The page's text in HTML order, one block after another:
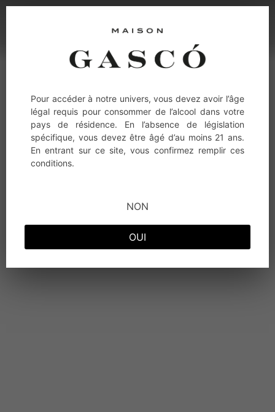
Pour accéder à notre univers, vous devez avoir l’âge
légal requis pour consommer de l’alcool dans votre
pays de résidence. En l’absence de législation
spécifique, vous devez être âgé d’au moins 21 ans.
En entrant sur ce site, vous confirmez remplir ces
conditions.
NON
OUI